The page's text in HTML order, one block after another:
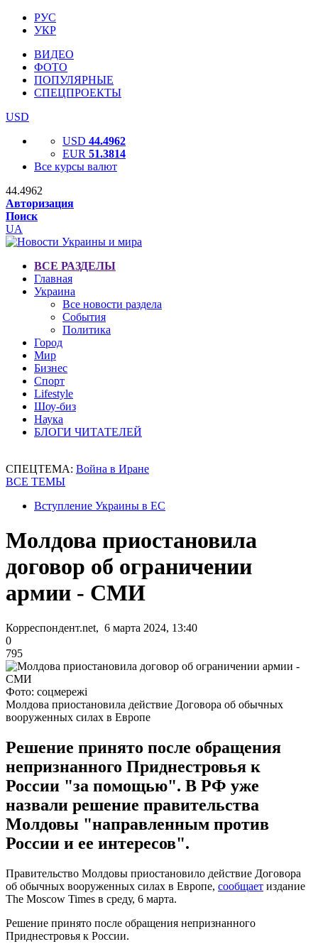
РУС
УКР
ВИДЕО
ФОТО
ПОПУЛЯРНЫЕ
СПЕЦПРОЕКТЫ
USD
USD 44.4962
EUR 51.3814
Все курсы валют
44.4962
Авторизация
Поиск
UA
ВСЕ РАЗДЕЛЫ
Главная
Украина
Все новости раздела
События
Политика
Город
Мир
Бизнес
Спорт
Lifestyle
Шоу-биз
Наука
БЛОГИ ЧИТАТЕЛЕЙ
СПЕЦТЕМА: Война в Иране
ВСЕ ТЕМЫ
Вступление Украины в ЕС
Молдова приостановила
договор об ограничении
армии - СМИ
Корреспондент.net, 6 марта 2024, 13:40
0
795
Фото: соцмережі
Молдова приостановила действие Договора об обычных
вооруженных силах в Европе
Решение принято после обращения
непризнанного Приднестровья к
России "за помощью". В РФ уже
назвали решение правительства
Молдовы "направленным против
России и ее интересов".
Правительство Молдовы приостановило действие Договора
об обычных вооруженных силах в Европе, сообщает издание
The Moscow Times в среду, 6 марта.
Решение принято после обращения непризнанного
Приднестровья к России.